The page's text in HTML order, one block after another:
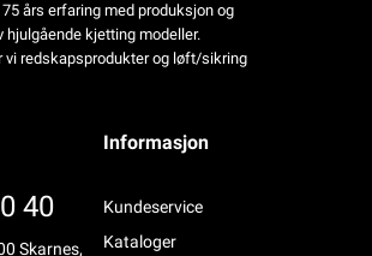
75 års erfaring med produksjon og
hjulgående kjetting modeller.
vi redskapsprodukter og løft/sikring
40
Skarnes,
Informasjon
Kundeservice
Kataloger